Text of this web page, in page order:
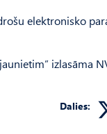
elektronisko
izlasāma
Dalies: